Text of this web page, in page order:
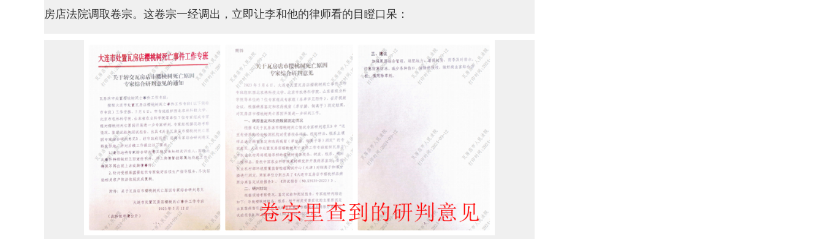
房店法院调取卷宗。这卷宗一经调出，立即让李和他的律师看的目瞪口呆：